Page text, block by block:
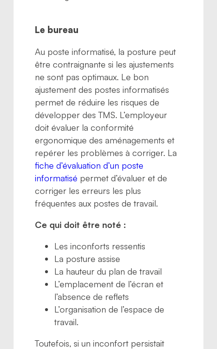
Le bureau
Au poste informatisé, la posture peut
être contraignante si les ajustements
ne sont pas optimaux. Le bon
ajustement des postes informatisés
permet de réduire les risques de
développer des TMS. L’employeur
doit évaluer la conformité
ergonomique des aménagements et
repérer les problèmes à corriger. La
fiche d’évaluation d’un poste
informatisé permet d’évaluer et de
corriger les erreurs les plus
fréquentes aux postes de travail.
Ce qui doit être noté :
Les inconforts ressentis
La posture assise
La hauteur du plan de travail
L’emplacement de l’écran et
l’absence de reflets
L’organisation de l’espace de
travail.
Toutefois, si un inconfort persistait